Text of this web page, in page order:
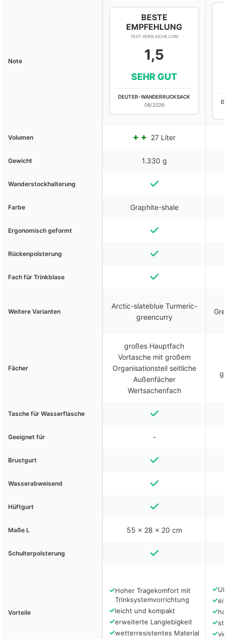
Note
BESTE
EMPFEHLUNG
TEST-VERGLEICHE.COM
1,5
SEHR GUT
DEUTER-WANDERRUCKSACK
08/2026
Volumen 27 Liter
Gewicht 1.330 g
Wanderstockhalterung
Farbe Graphite-shale
Ergonomisch geformt
Rückenpolsterung
Fach für Trinkblase
Weitere Varianten
Arctic-slateblue Turmeric-
greencurry
Fächer
großes Hauptfach
Vortasche mit großem
Organisationsteil seitliche
Außenfächer
Wertsachenfach
Tasche für Wasserflasche
Geeignet für -
Brustgurt
Wasserabweisend
Hüftgurt
Maße L ‎55 x 28 x 20 cm
Schulterpolsterung
Vorteile
✓Hoher Tragekomfort mit
Trinksystemvorrichtung
✓leicht und kompakt
✓erweiterte Langlebigkeit
✓wetterresistentes Material
✓
✓
✓
✓
✓